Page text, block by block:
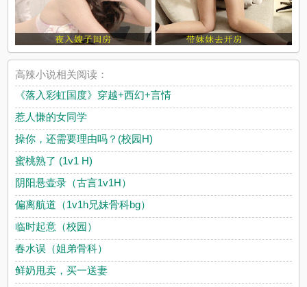
高辣小说相关阅读：
《落入彩虹国度》穿越+西幻+言情
惹人慊的女同学
操你，还需要理由吗？(校园H)
蜜桃熟了 (1v1 H)
阴阳悬壶录（古言1v1H）
偏离航道（1v1h兄妹骨科bg）
临时起意（校园）
春水误（姐弟骨科）
鲜奶甩卖，买一送妻